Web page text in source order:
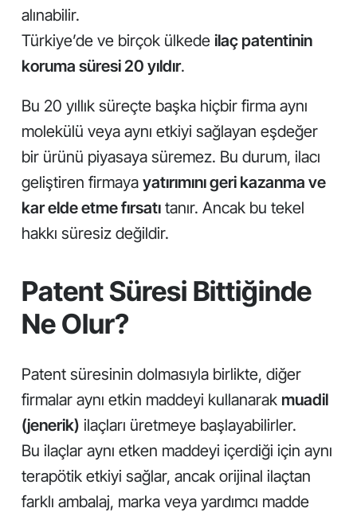
alınabilir.
Türkiye’de ve birçok ülkede ilaç patentinin
koruma süresi 20 yıldır.
Bu 20 yıllık süreçte başka hiçbir firma aynı
molekülü veya aynı etkiyi sağlayan eşdeğer
bir ürünü piyasaya süremez. Bu durum, ilacı
geliştiren firmaya yatırımını geri kazanma ve
kar elde etme fırsatı tanır. Ancak bu tekel
hakkı süresiz değildir.
Patent Süresi Bittiğinde
Ne Olur?
Patent süresinin dolmasıyla birlikte, diğer
firmalar aynı etkin maddeyi kullanarak muadil
(jenerik) ilaçları üretmeye başlayabilirler.
Bu ilaçlar aynı etken maddeyi içerdiği için aynı
terapötik etkiyi sağlar, ancak orijinal ilaçtan
farklı ambalaj, marka veya yardımcı madde